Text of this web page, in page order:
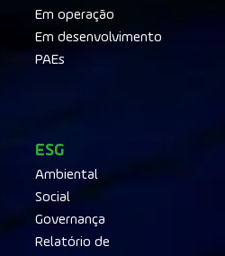
Em operação
Em desenvolvimento
PAEs
ESG
Ambiental
Social
Governança
Relatório de